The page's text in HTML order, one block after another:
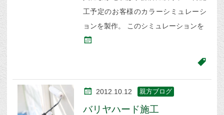
工予定のお客様のカラーシミュレーシ
ョンを製作。 このシミュレーションを
2012.10.12 親方ブログ
バリヤハード施工